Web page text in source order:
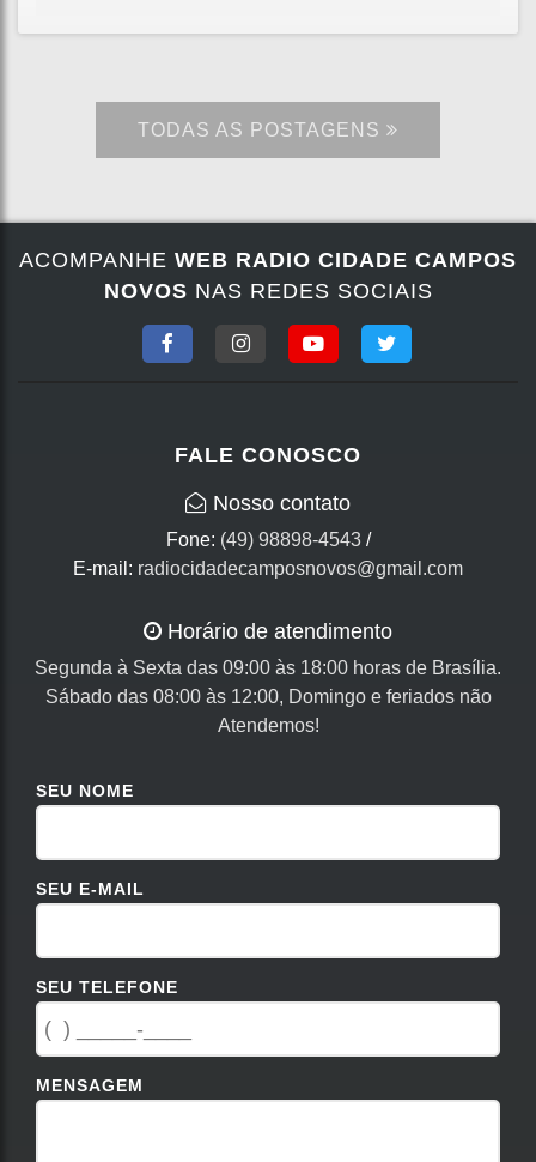
TODAS AS POSTAGENS
ACOMPANHE WEB RADIO CIDADE CAMPOS
NOVOS NAS REDES SOCIAIS
FALE CONOSCO
Nosso contato
Fone: (49) 98898-4543/
E-mail: radiocidadecamposnovos@gmail.com
Horário de atendimento
Segunda à Sexta das 09:00 às 18:00 horas de Brasília.
Sábado das 08:00 às 12:00, Domingo e feriados não
Atendemos!
SEU NOME
SEU E-MAIL
SEU TELEFONE
MENSAGEM